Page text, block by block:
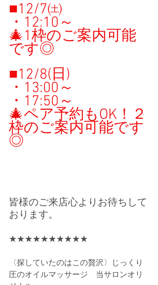
■12/7㈯
・12:10 ～
🎄1枠のご案内可能
です◎
■12/8(日)
・13:00 ～
・17:50～
🎄ペア予約もOK！２
枠のご案内可能です
◎
皆様のご来店心よりお待ちして
おります。
★★★★★★★★★★
〈探していたのはこの贅沢〉じっくり
圧のオイルマッサージ　当サロンオリ